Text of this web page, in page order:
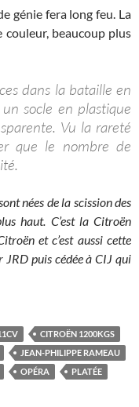
génie fera long feu. La
beaucoup plus
dans la bataille en
socle en plastique
Vu la rareté
que le nombre de
nées de la scission des
haut. C’est la Citroën
et c’est aussi cette
puis cédée à CIJ qui
CITROËN 1200KGS
JEAN-PHILIPPE RAMEAU
OPÉRA PLATÉE